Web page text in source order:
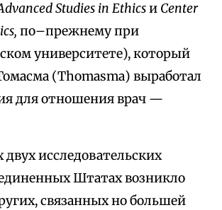
Studies in Ethicsи Center
по–прежнему при
университете), который
(Thomasma) выработал
для отношения врач —
исследовательских
Штатах возникло
связанных но большей